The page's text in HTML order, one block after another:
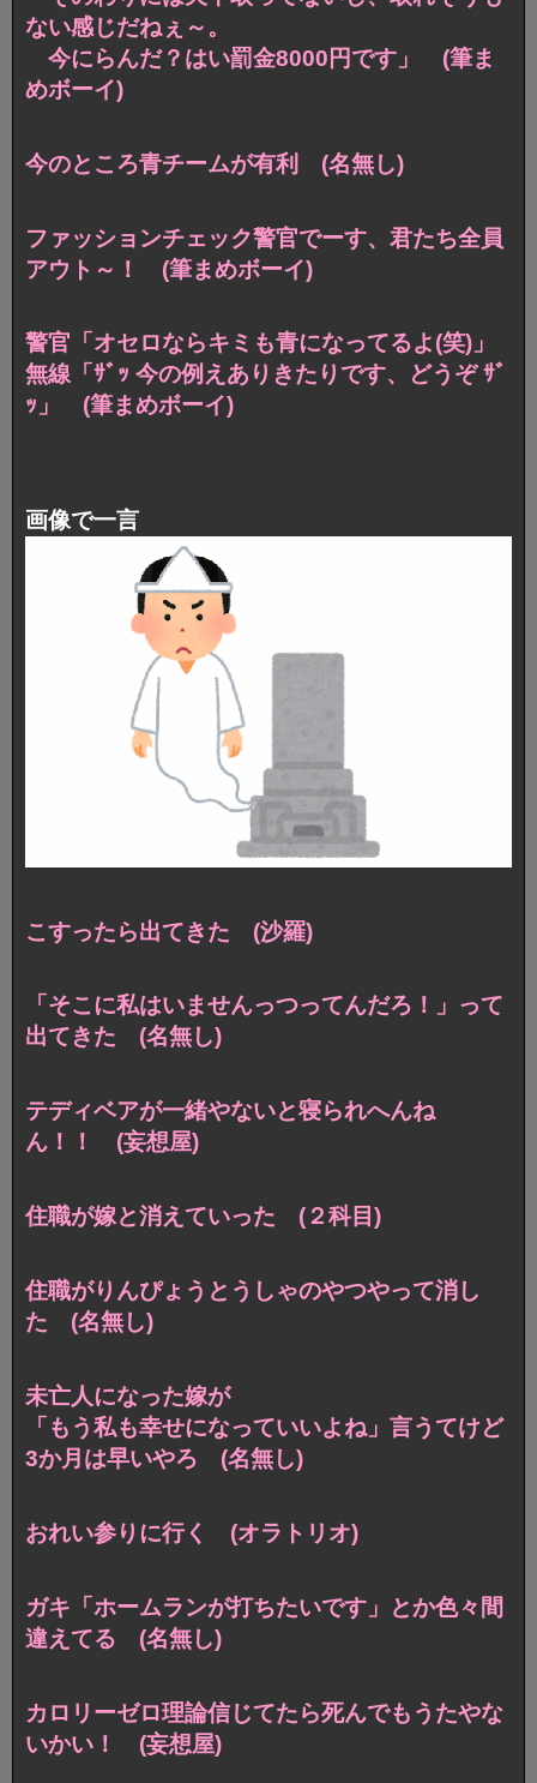
ない感じだねぇ～。
今にらんだ？はい罰金8000円です」 (筆ま
めボーイ)
今のところ青チームが有利 (名無し)
ファッションチェック警官でーす、君たち全員
アウト～！ (筆まめボーイ)
警官「オセロならキミも青になってるよ(笑)」
無線「ｻﾞｯ 今の例えありきたりです、どうぞ ｻﾞ
ｯ」 (筆まめボーイ)
画像で一言
こすったら出てきた (沙羅)
「そこに私はいませんっつってんだろ！」って
出てきた (名無し)
テディベアが一緒やないと寝られへんね
ん！！ (妄想屋)
住職が嫁と消えていった (２科目)
住職がりんぴょうとうしゃのやつやって消し
た (名無し)
未亡人になった嫁が
「もう私も幸せになっていいよね」言うてけど
3か月は早いやろ (名無し)
おれい参りに行く (オラトリオ)
ガキ「ホームランが打ちたいです」とか色々間
違えてる (名無し)
カロリーゼロ理論信じてたら死んでもうたやな
いかい！ (妄想屋)